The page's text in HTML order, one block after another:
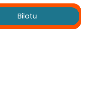
Bilatu